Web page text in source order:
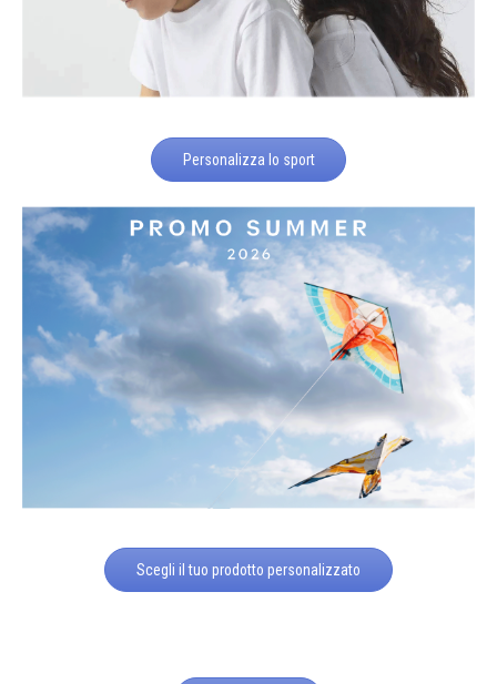
Personalizza lo sport
Scegli il tuo prodotto personalizzato